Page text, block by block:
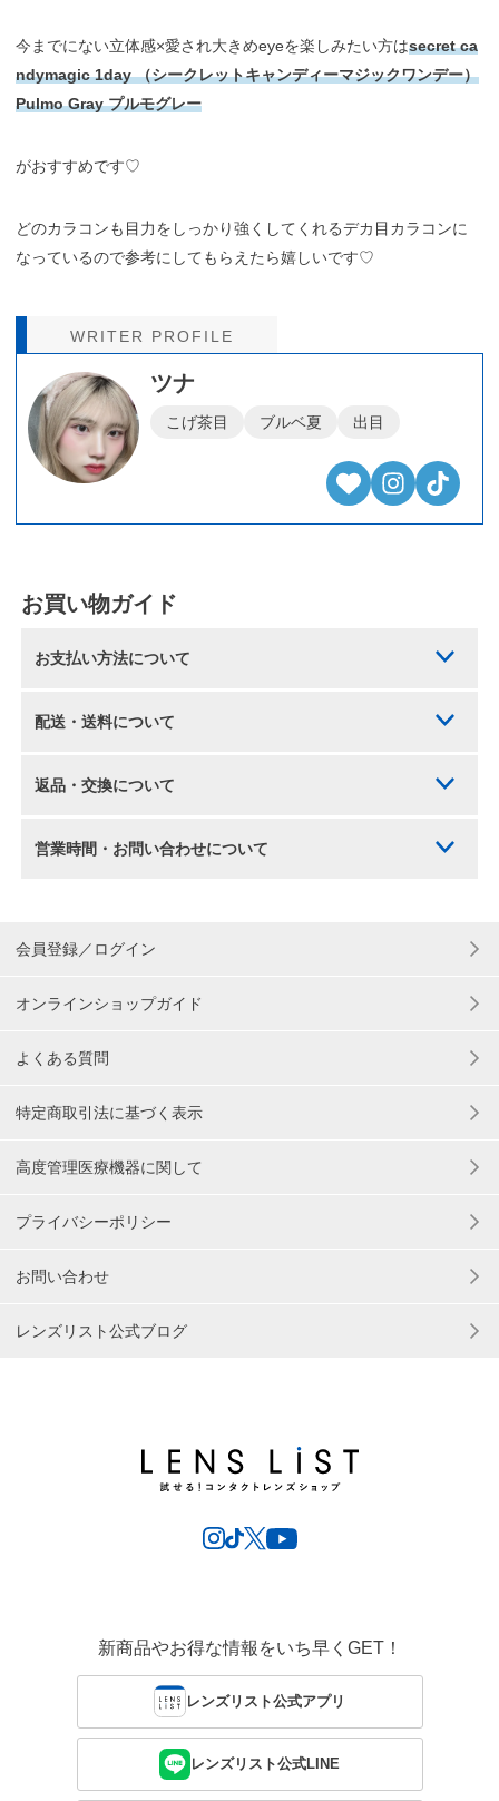
今までにない立体感×愛され大きめeyeを楽しみたい方はsecret ca
ndymagic 1day （シークレットキャンディーマジックワンデー）
Pulmo Gray プルモグレー
がおすすめです♡
どのカラコンも目力をしっかり強くしてくれるデカ目カラコンに
なっているので参考にしてもらえたら嬉しいです♡
WRITER PROFILE
ツナ
こげ茶目 ブルベ夏 出目
お買い物ガイド
お支払い方法について
配送・送料について
返品・交換について
営業時間・お問い合わせについて
会員登録／ログイン
オンラインショップガイド
よくある質問
特定商取引法に基づく表示
高度管理医療機器に関して
プライバシーポリシー
お問い合わせ
レンズリスト公式ブログ
新商品やお得な情報をいち早くGET！
レンズリスト公式アプリ
レンズリスト公式LINE